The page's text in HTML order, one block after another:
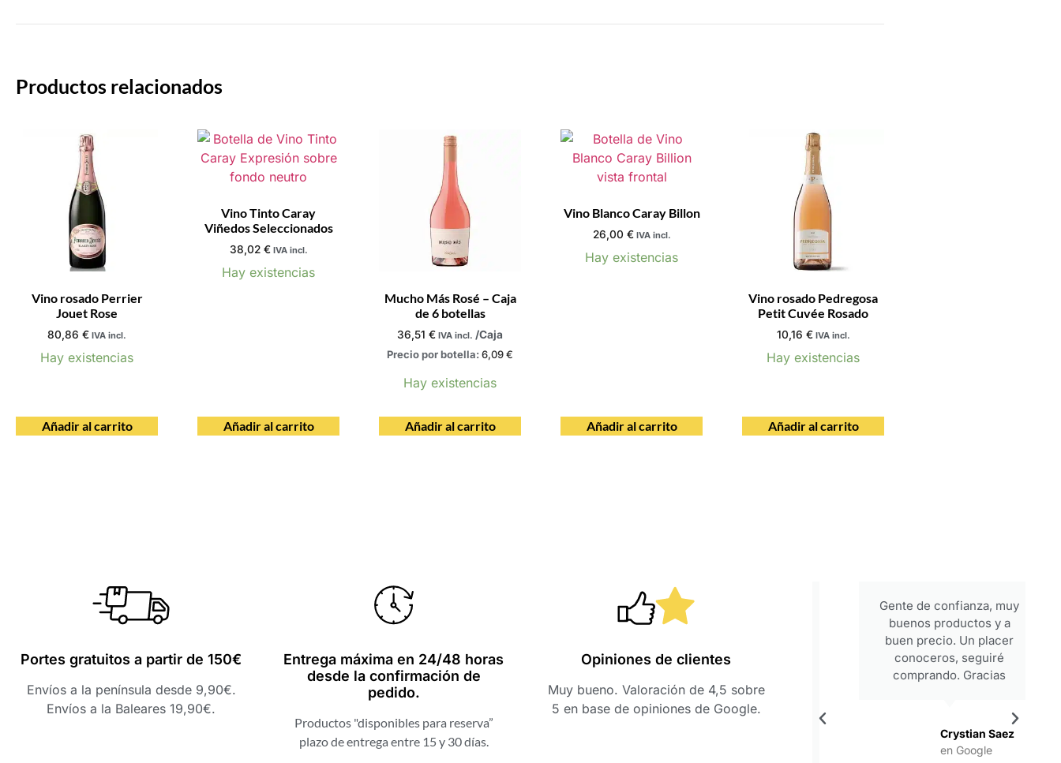
Productos relacionados
Vino rosado Perrier
Jouet Rose
80,86 € IVA incl.
Hay existencias
Añadir al carrito
Vino Tinto Caray
Viñedos Seleccionados
38,02 € IVA incl.
Hay existencias
Añadir al carrito
Mucho Más Rosé – Caja
de 6 botellas
36,51 € IVA incl. /Caja
Precio por botella: 6,09€
Hay existencias
Añadir al carrito
Vino Blanco Caray Billon
26,00 € IVA incl.
Hay existencias
Añadir al carrito
Vino rosado Pedregosa
Petit Cuvée Rosado
10,16 € IVA incl.
Hay existencias
Añadir al carrito
Portes gratuitos a partir de 150€
Envíos a la península desde 9,90€.
Envíos a la Baleares 19,90€.
Entrega máxima en 24/48 horas
desde la confirmación de
pedido.
Productos "disponibles para reserva”
plazo de entrega entre 15 y 30 días.
Opiniones de clientes
Muy bueno. Valoración de 4,5 sobre
5 en base de opiniones de Google.
Una web muy fácil y con
whisky. Muchas gracias
por la rapidez de envío.
Cristina Morón
Pedraza
Hola, mi experiencia
acaba de empezar y con
profesionales, y eso se
brindan. Gracias, Francis,
a ti y a tu equipo por esta
Gente de confianza, muy
buenos productos y a
buen precio. Un placer
conoceros, seguiré
comprando. Gracias
Crystian Saez
en Google